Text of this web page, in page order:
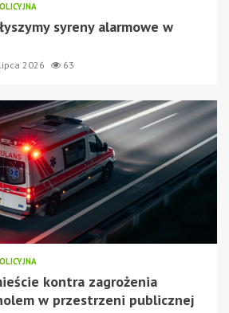
syreny alarmowe w
2026 63
kontra zagrożenia
w przestrzeni publicznej